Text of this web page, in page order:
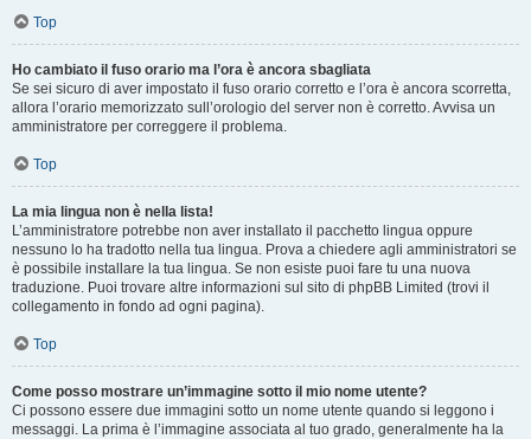
Top
Ho cambiato il fuso orario ma l’ora è ancora sbagliata
Se sei sicuro di aver impostato il fuso orario corretto e l’ora è ancora scorretta,
allora l’orario memorizzato sull’orologio del server non è corretto. Avvisa un
amministratore per correggere il problema.
Top
La mia lingua non è nella lista!
L’amministratore potrebbe non aver installato il pacchetto lingua oppure
nessuno lo ha tradotto nella tua lingua. Prova a chiedere agli amministratori se
è possibile installare la tua lingua. Se non esiste puoi fare tu una nuova
traduzione. Puoi trovare altre informazioni sul sito di phpBB Limited (trovi il
collegamento in fondo ad ogni pagina).
Top
Come posso mostrare un’immagine sotto il mio nome utente?
Ci possono essere due immagini sotto un nome utente quando si leggono i
messaggi. La prima è l’immagine associata al tuo grado, generalmente ha la